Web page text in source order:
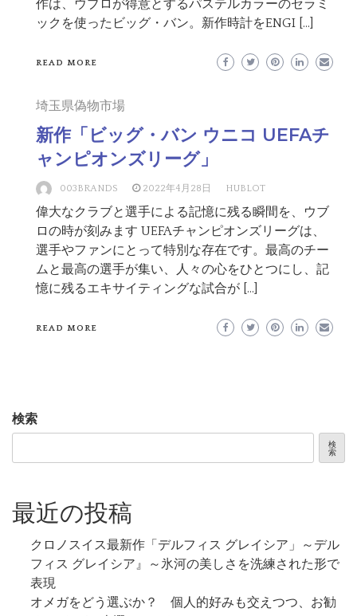
作は、ウブロが得意とするパステルカラーのセラミ
ックを使ったビッグ・バン。新作時計をENGI […]
READ MORE
埼玉県偽物市場
新作「ビッグ・バン ウニコ UEFAチ
ャンピオンズリーグ」
003BRANDS 2022年4月28日 HUBLOT
偉大なクラブと選手による記憶に残る瞬間を、ウブ
ロの時が刻みます UEFAチャンピオンズリーグは、
選手やファンにとって特別な存在です。最高のチー
ムと最高の選手が集い、人々の心をひとつにし、記
憶に残るエキサイティングな試合が […]
READ MORE
検索
検
索
最近の投稿
クロノスイス最新作「デルフィス グレイシア」～デル
フィス グレイシア』～氷河の美しさを洗練された形で
表現
オメガをどう選ぶか？ 個人的好みも交えつつ、お勧